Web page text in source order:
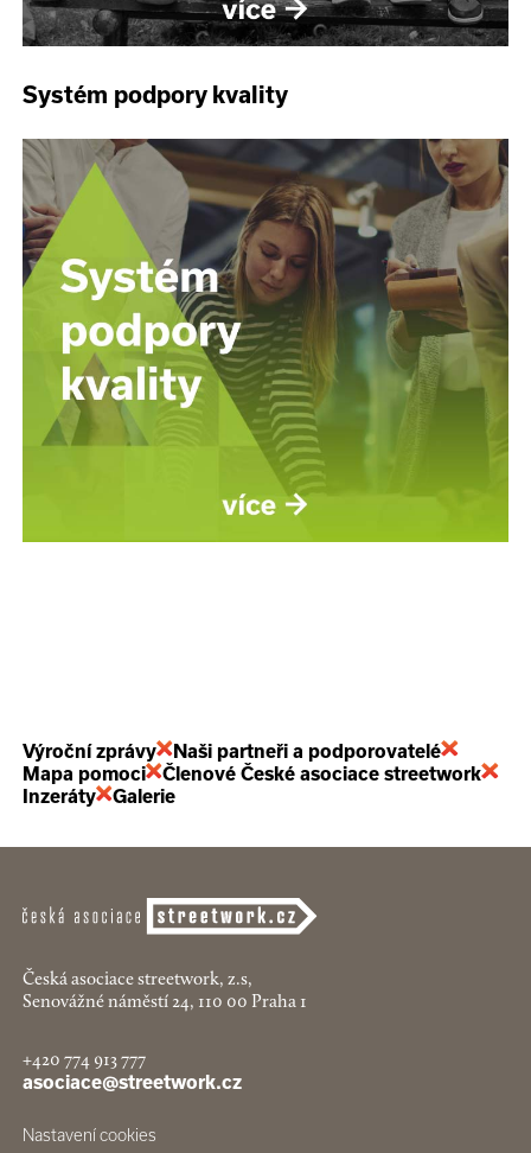
Systém podpory kvality
Výroční zprávy
Naši partneři a podporovatelé
Mapa pomoci
Členové České asociace streetwork
Inzeráty
Galerie
Česká asociace streetwork, z.s,
Senovážné náměstí 24, 110 00 Praha 1
+420 774 913 777
asociace@streetwork.cz
Nastavení cookies